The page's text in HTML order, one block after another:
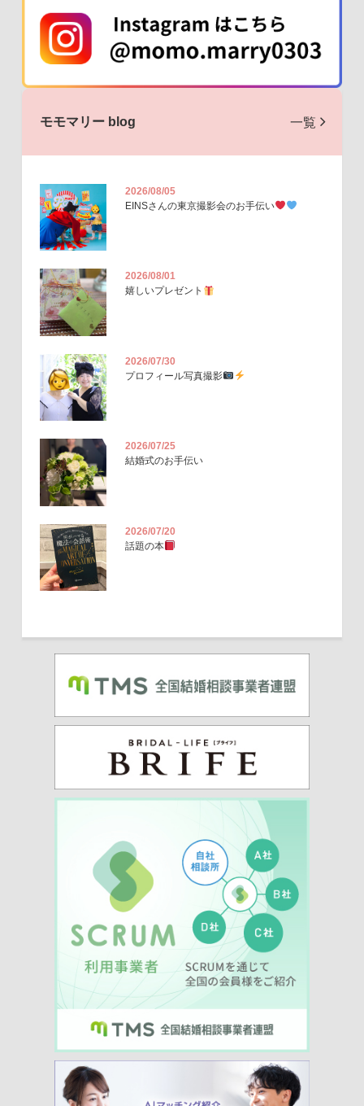
モモマリー blog 一覧
2026/08/05
EINSさんの東京撮影会のお手伝い
2026/08/01
嬉しいプレゼント
2026/07/30
プロフィール写真撮影
2026/07/25
結婚式のお手伝い
2026/07/20
話題の本